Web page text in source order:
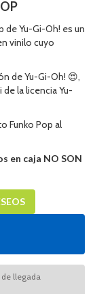
de Yu-Gi-Oh! es un
vinilo cuyo
de Yu-Gi-Oh! 😍,
de la licencia Yu-
Funko Pop al
en caja NO SON
de llegada